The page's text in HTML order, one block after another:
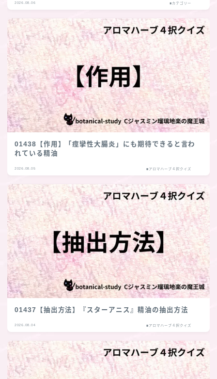
Follow Me
2026.08.06 ■カテゴリー
01438【作用】「痙攣性大腸炎」にも期待できると言わ
れている精油
2026.08.05 ■アロマハーブ４択クイズ
01437【抽出方法】『スターアニス』精油の抽出方法
2026.08.04 ■アロマハーブ４択クイズ
follow me
各種登録先のリンクへ